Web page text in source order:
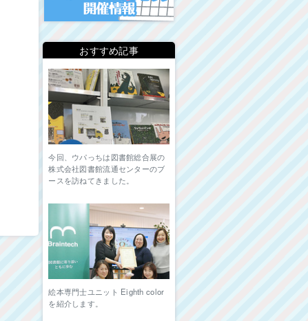
おすすめ記事
今回、ウパっちは図書館総合展の
株式会社図書館流通センターのブ
ースを訪ねてきました。
絵本専門士ユニット Eighth color
を紹介します。